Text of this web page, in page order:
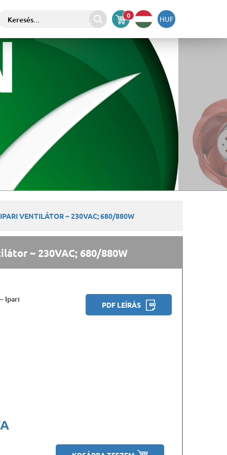
HUF
0
VENTILÁTOR ~ 230VAC; 680/880W
~ 230VAC; 680/880W
Ipari
PDF LEÍRÁS